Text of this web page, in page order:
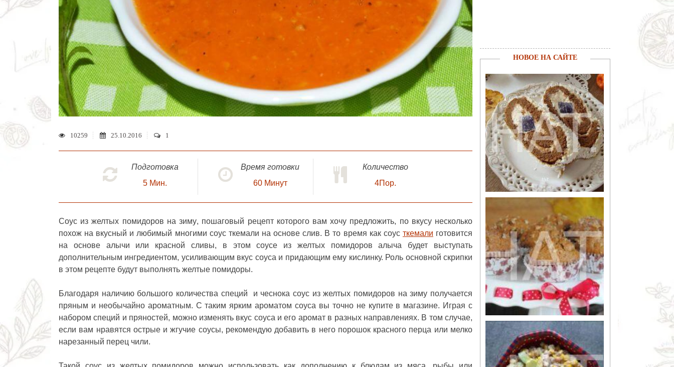
10259 25.10.2016 1
Подготовка
5 Мин.
Время готовки
60 Минут
Количество
4Пор.
Соус из желтых помидоров на зиму, пошаговый рецепт которого вам хочу предложить, по вкусу несколько
похож на вкусный и любимый многими соус ткемали на основе слив. В то время как соус ткемали готовится
на основе алычи или красной сливы, в этом соусе из желтых помидоров алыча будет выступать
дополнительным ингредиентом, усиливающим вкус соуса и придающим ему кислинку. Роль основной скрипки
в этом рецепте будут выполнять желтые помидоры.
Благодаря наличию большого количества специй и чеснока соус из желтых помидоров на зиму получается
пряным и необычайно ароматным. С таким ярким ароматом соуса вы точно не купите в магазине. Играя с
набором специй и пряностей, можно изменять вкус соуса и его аромат в разных направлениях. В том случае,
если вам нравятся острые и жгучие соусы, рекомендую добавить в него порошок красного перца или мелко
нарезанный перец чили.
НОВОЕ НА САЙТЕ